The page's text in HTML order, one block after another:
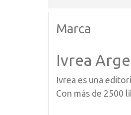
Marca
Ivrea
Ivrea es una
Con más de 2500